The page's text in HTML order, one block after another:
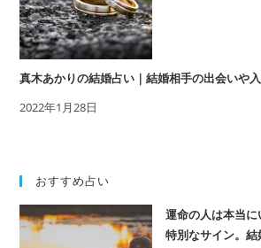
真木あかりの結婚占い｜結婚相手の出会いや
2022年1月28日
おすすめ占い
運命の人は本当
特別なサイン。結